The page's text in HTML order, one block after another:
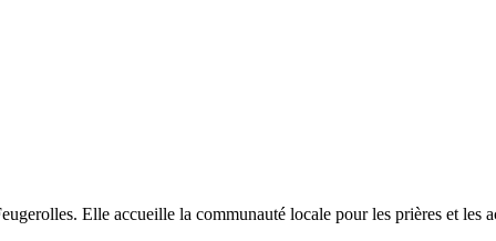
Elle accueille la communauté locale pour les prières et les